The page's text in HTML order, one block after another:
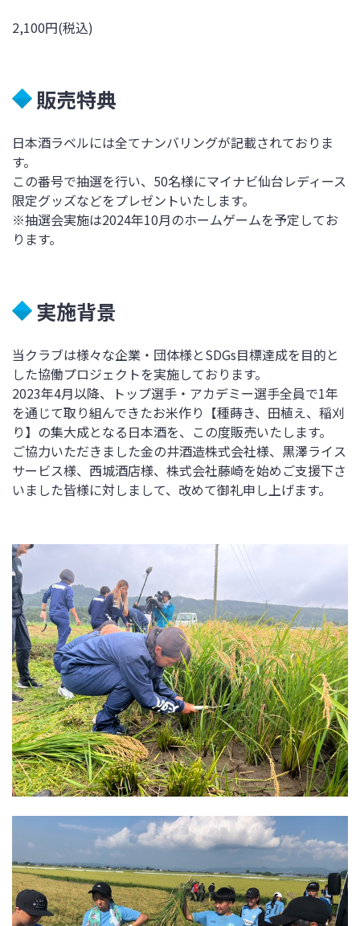
2,100円(税込)
販売特典
日本酒ラベルには全てナンバリングが記載されておりま
す。
この番号で抽選を行い、50名様にマイナビ仙台レディース
限定グッズなどをプレゼントいたします。
※抽選会実施は2024年10月のホームゲームを予定してお
ります。
実施背景
当クラブは様々な企業・団体様とSDGs目標達成を目的と
した協働プロジェクトを実施しております。
2023年4月以降、トップ選手・アカデミー選手全員で1年
を通じて取り組んできたお米作り【種蒔き、田植え、稲刈
り】の集大成となる日本酒を、この度販売いたします。
ご協力いただきました金の井酒造株式会社様、黒澤ライス
サービス様、西城酒店様、株式会社藤崎を始めご支援下さ
いました皆様に対しまして、改めて御礼申し上げます。